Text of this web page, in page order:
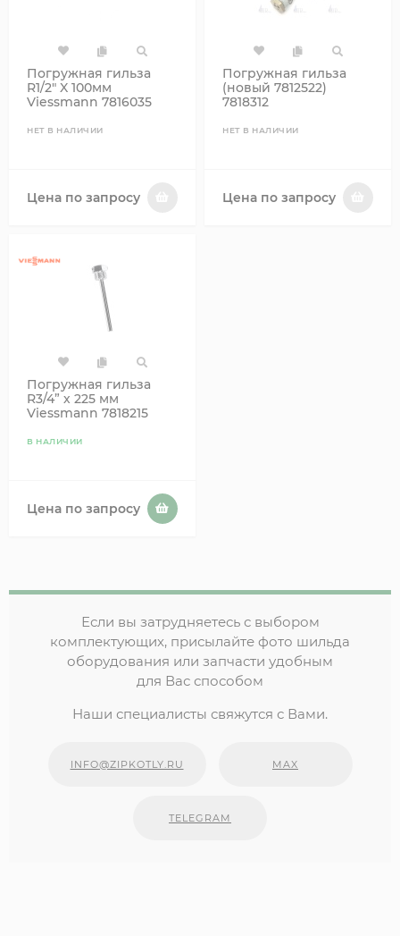
Погружная гильза
R1/2" X 100мм
Viessmann 7816035
НЕТ В НАЛИЧИИ
Цена по запросу
Погружная гильза
(новый 7812522)
7818312
НЕТ В НАЛИЧИИ
Цена по запросу
Погружная гильза
R3/4” х 225 мм
Viessmann 7818215
В НАЛИЧИИ
Цена по запросу
Если вы затрудняетесь с выбором
комплектующих, присылайте фото шильда
оборудования или запчасти удобным
для Вас способом
Наши специалисты свяжутся с Вами.
INFO@ZIPKOTLY.RU MAX
TELEGRAM